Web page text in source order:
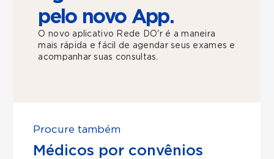
pelo novo App.
O novo aplicativo Rede DO'r é a maneira
mais rápida e fácil de agendar seus exames e
acompanhar suas consultas.
Procure também
Médicos por convênios